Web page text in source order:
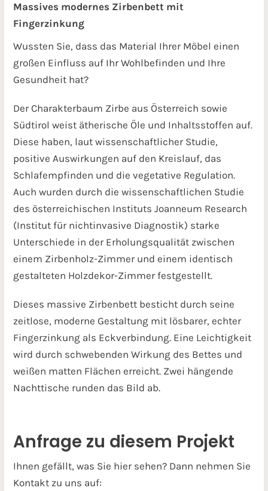
Massives modernes Zirbenbett mit
Fingerzinkung
Wussten Sie, dass das Material Ihrer Möbel einen
großen Einfluss auf Ihr Wohlbefinden und Ihre
Gesundheit hat?
Der Charakterbaum Zirbe aus Österreich sowie
Südtirol weist ätherische Öle und Inhaltsstoffen auf.
Diese haben, laut wissenschaftlicher Studie,
positive Auswirkungen auf den Kreislauf, das
Schlafempfinden und die vegetative Regulation.
Auch wurden durch die wissenschaftlichen Studie
des österreichischen Instituts Joanneum Research
(Institut für nichtinvasive Diagnostik) starke
Unterschiede in der Erholungsqualität zwischen
einem Zirbenholz-Zimmer und einem identisch
gestalteten Holzdekor-Zimmer festgestellt.
Dieses massive Zirbenbett besticht durch seine
zeitlose, moderne Gestaltung mit lösbarer, echter
Fingerzinkung als Eckverbindung. Eine Leichtigkeit
wird durch schwebenden Wirkung des Bettes und
weißen matten Flächen erreicht. Zwei hängende
Nachttische runden das Bild ab.
Anfrage zu diesem Projekt
Ihnen gefällt, was Sie hier sehen? Dann nehmen Sie
Kontakt zu uns auf: